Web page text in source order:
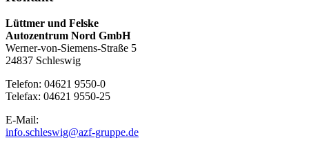
Lüttmer und Felske
Autozentrum Nord GmbH
Werner-von-Siemens-Straße 5
24837 Schleswig
Telefon: 04621 9550-0
Telefax: 04621 9550-25
E-Mail:
info.schleswig@azf-gruppe.de